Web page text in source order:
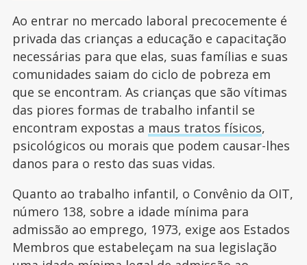
Ao entrar no mercado laboral precocemente é
privada das crianças a educação e capacitação
necessárias para que elas, suas famílias e suas
comunidades saiam do ciclo de pobreza em
que se encontram. As crianças que são vítimas
das piores formas de trabalho infantil se
encontram expostas a maus tratos físicos,
psicológicos ou morais que podem causar-lhes
danos para o resto das suas vidas.
Quanto ao trabalho infantil, o Convênio da OIT,
número 138, sobre a idade mínima para
admissão ao emprego, 1973, exige aos Estados
Membros que estabeleçam na sua legislação